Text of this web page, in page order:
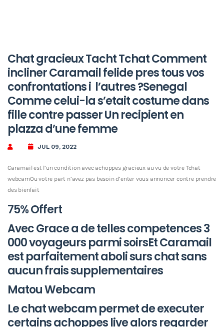
Chat gracieux Tacht Tchat Comment
incliner Caramail felide pres tous vos
confrontations i l’autres ?Senegal
Comme celui-la s’etait costume dans
fille contre passer Un recipient en
plazza d’une femme
JUL 09, 2022
Caramail est l’un condition avec achoppes gracieux au vu de votre Tchat
webcamOu votre part n’avez pas besoin d’enter vous annoncer contre prendre
des bienfait
75% Offert
Avec Grace a de telles competences 3
000 voyageurs parmi soirsEt Caramail
est parfaitement aboli surs chat sans
aucun frais supplementaires
Matou Webcam
Le chat webcam permet de executer
certains achoppes live alors regarder